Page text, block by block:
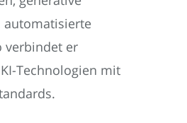
automatisierte
verbindet er
Technologien mit